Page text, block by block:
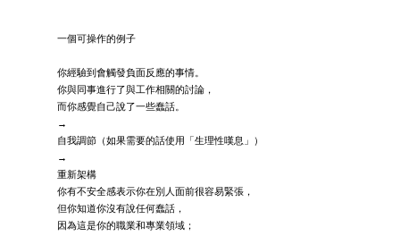
一個可操作的例子
你經驗到會觸發負面反應的事情。
你與同事進行了與工作相關的討論，
而你感覺自己說了一些蠢話。
→
自我調節（如果需要的話使用「生理性嘆息」）
→
重新架構
你有不安全感表示你在別人面前很容易緊張，
但你知道你沒有說任何蠢話，
因為這是你的職業和專業領域；